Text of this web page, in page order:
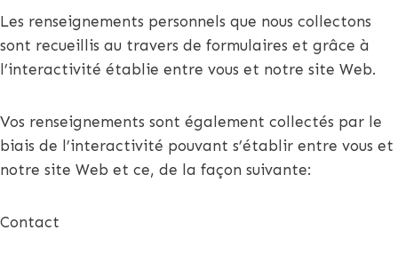
Les renseignements personnels que nous collectons
sont recueillis au travers de formulaires et grâce à
l’interactivité établie entre vous et notre site Web.
Vos renseignements sont également collectés par le
biais de l’interactivité pouvant s’établir entre vous et
notre site Web et ce, de la façon suivante:
Contact